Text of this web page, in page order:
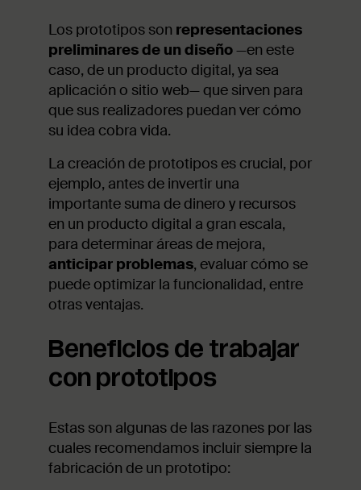
Los prototipos son representaciones
preliminares de un diseño—en este
caso, de un producto digital, ya sea
aplicación o sitio web— que sirven para
que sus realizadores puedan ver cómo
su idea cobra vida.
La creación de prototipos es crucial, por
ejemplo, antes de invertir una
importante suma de dinero y recursos
en un producto digital a gran escala,
para determinar áreas de mejora,
anticipar problemas, evaluar cómo se
puede optimizar la funcionalidad, entre
otras ventajas.
Beneficios de trabajar
con prototipos
Estas son algunas de las razones por las
cuales recomendamos incluir siempre la
fabricación de un prototipo: